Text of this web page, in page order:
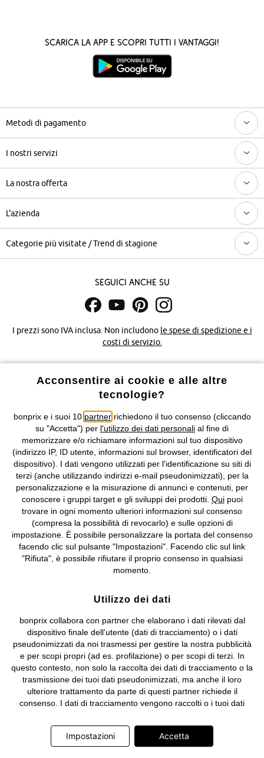
Scarica la App e scopri tutti i vantaggi!
Metodi di pagamento
I nostri servizi
La nostra offerta
L'azienda
Categorie più visitate / Trend di stagione
Seguici anche su
I prezzi sono IVA inclusa. Non includono le spese di spedizione e i
costi di servizio.
Informativa privacy e cookie Gestione dei cookie
Informazioni legali Diritto di recesso
© 2026 bonprix.
Tutti i diritti riservati.
bonprix S.r.l. con socio unico, sede legale: via Adua 33 - 13855
Valdengo (BI) C.F. 01510910027 - P.I. 01939830020, Reg. Imprese di
Biella n. 01510910027, R.E.A. BI - 171345, N. Reg. Pile:
IT09060P00000858, N. Reg. AEE: IT08020000002105 Capitale
Sociale: euro 1.000.000 i.v, Società soggetta all'attività di direzione
e coordinamento di bonprix Beteiligungs -Verwaltungsgesellschaft
mbH.
Acconsentire ai cookie e alle altre
tecnologie?
bonprix e i suoi 10 partnerrichiedono il tuo consenso (cliccando
su "Accetta") per l'utilizzo dei dati personali al fine di
memorizzare e/o richiamare informazioni sul tuo dispositivo
(indirizzo IP, ID utente, informazioni sul browser, identificatori del
dispositivo). I dati vengono utilizzati per l'identificazione su siti di
terzi (anche utilizzando indirizzi e-mail pseudonimizzati), per la
personalizzazione e la misurazione di annunci e contenuti, per
conoscere i gruppi target e gli sviluppi dei prodotti. Quipuoi
trovare in ogni momento ulteriori informazioni sul consenso
(compresa la possibilità di revocarlo) e sulle opzioni di
impostazione. È possibile personalizzare la portata del consenso
facendo clic sul pulsante "Impostazioni". Facendo clic sul link
"Rifiuta", è possibile rifiutare il proprio consenso in qualsiasi
momento.
Utilizzo dei dati
bonprix collabora con partner che elaborano i dati rilevati dal
dispositivo finale dell'utente (dati di tracciamento) o i dati
pseudonimizzati da noi trasmessi per gestire la nostra pubblicità
e per scopi propri (ad es. profilazione) o per scopi di terzi. In
questo contesto, non solo la raccolta dei dati di tracciamento o la
trasmissione dei tuoi dati pseudonimizzati, ma anche il loro
ulteriore trattamento da parte di questi partner richiede il
consenso. I dati di tracciamento vengono raccolti o i tuoi dati
pulsante "Accetta" nel banner di www.bonprix.it. I partner sono le
seguenti società: Adjust GmbH, Criteo SA, Google Ireland
Impostazioni Accetta